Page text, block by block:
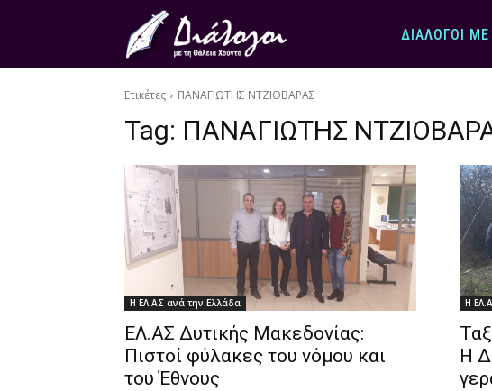
ΔΙΆΛΟΓΟΙ
Ετικέτες ΠΑΝΑΓΙΩΤΗΣ ΝΤΖΙΟΒΑΡΑΣ
Tag: ΠΑΝΑΓΙΩΤΗΣ
Η ΕΛ.ΑΣ ανά την Ελλάδα
ΕΛ.ΑΣ Δυτικής Μακεδονίας:
Πιστοί φύλακες του νόμου και
του Έθνους
Η
Η